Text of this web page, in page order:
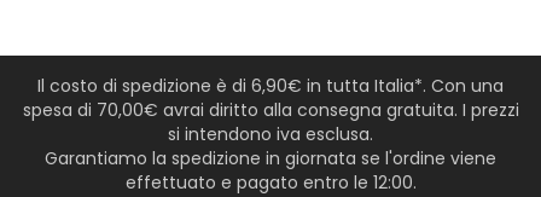
Il costo di spedizione è di 6,90€ in tutta Italia*. Con una
spesa di 70,00€ avrai diritto alla consegna gratuita. I prezzi
si intendono iva esclusa.
Garantiamo la spedizione in giornata se l'ordine viene
effettuato e pagato entro le 12:00.